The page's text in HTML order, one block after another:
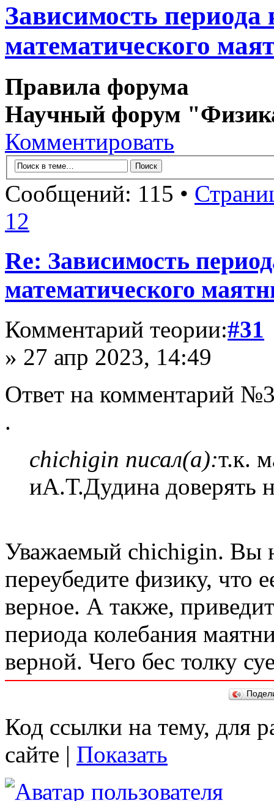
Зависимость периода
математического
Правила форума
Научный форум
Комментировать
Сообщений: 115 •
12
Re: Зависимость
математического
Комментарий теории:#31
» 27 апр 2023, 14:49
Ответ на комментарий
.
chichigin писал(а):т.к.
иА.Т.Дудина доверять
Уважаемый chichigin. Вы
переубедите физику, что
верное. А также,
периода колебания
верной. Чего бес толку
Код ссылки на тему, для
сайте | Показать